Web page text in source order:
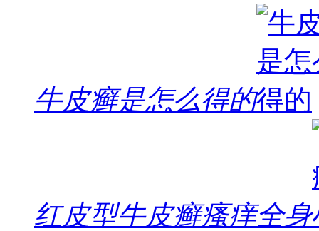
牛皮癣是怎么得的
红皮型牛皮癣瘙痒全身